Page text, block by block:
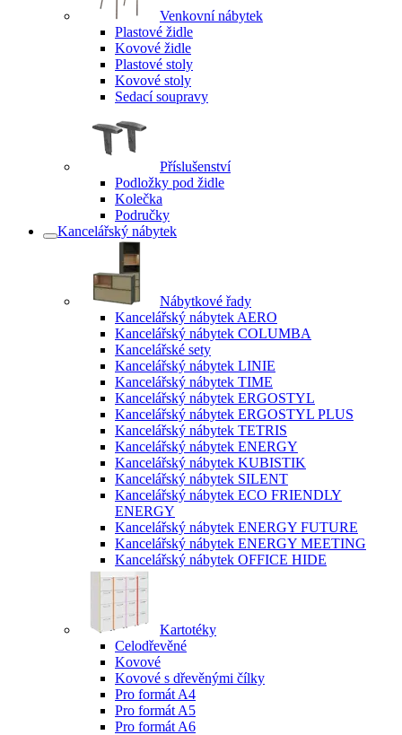
Venkovní nábytek
Plastové židle
Kovové židle
Plastové stoly
Kovové stoly
Sedací soupravy
Příslušenství
Podložky pod židle
Kolečka
Područky
Kancelářský nábytek
Nábytkové řady
Kancelářský nábytek AERO
Kancelářský nábytek COLUMBA
Kancelářské sety
Kancelářský nábytek LINIE
Kancelářský nábytek TIME
Kancelářský nábytek ERGOSTYL
Kancelářský nábytek ERGOSTYL PLUS
Kancelářský nábytek TETRIS
Kancelářský nábytek ENERGY
Kancelářský nábytek KUBISTIK
Kancelářský nábytek SILENT
Kancelářský nábytek ECO FRIENDLY
ENERGY
Kancelářský nábytek ENERGY FUTURE
Kancelářský nábytek ENERGY MEETING
Kancelářský nábytek OFFICE HIDE
Kartotéky
Celodřevěné
Kovové
Kovové s dřevěnými čílky
Pro formát A4
Pro formát A5
Pro formát A6